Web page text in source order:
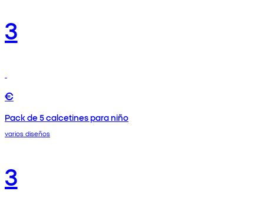
3
€
Pack de 5 calcetines para niño
varios diseños
3